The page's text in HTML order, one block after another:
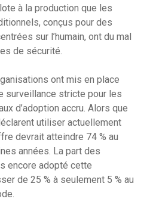
à la production que les
conçus pour des
sur l’humain, ont du mal
de sécurité.
ont mis en place
surveillance stricte pour les
d’adoption accru. Alors que
utiliser actuellement
devrait atteindre 74 % au
années. La part des
encore adopté cette
de 25 % à seulement 5 % au